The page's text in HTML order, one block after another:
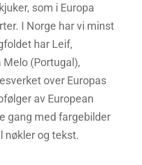
som i Europa
I Norge har vi minst
har Leif,
(Portugal),
over Europas
av European
gang med fargebilder
nøkler og tekst.